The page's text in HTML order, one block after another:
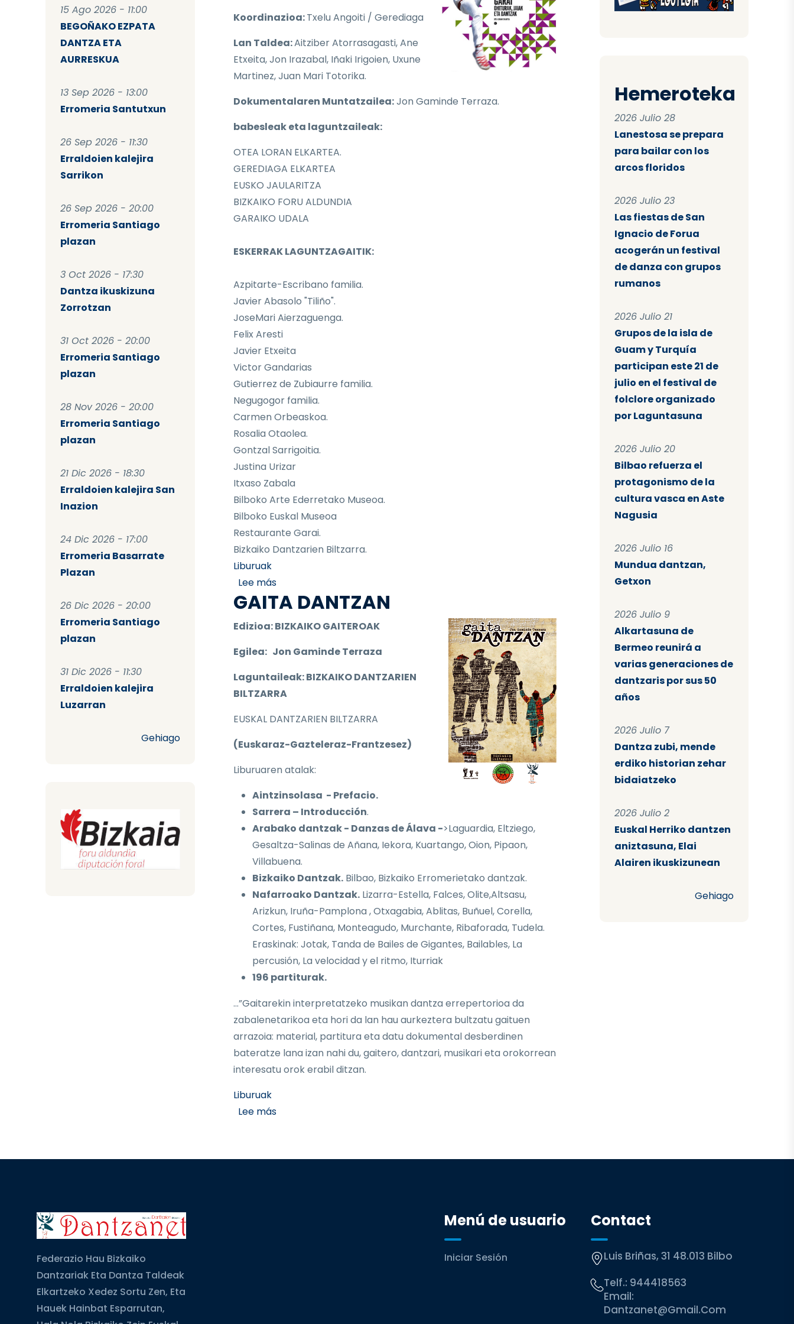
15 Ago 2026 - 11:00
BEGOÑAKO EZPATA
DANTZA ETA
AURRESKUA
13 Sep 2026 - 13:00
Erromeria Santutxun
26 Sep 2026 - 11:30
Erraldoien kalejira
Sarrikon
26 Sep 2026 - 20:00
Erromeria Santiago
plazan
3 Oct 2026 - 17:30
Dantza ikuskizuna
Zorrotzan
31 Oct 2026 - 20:00
Erromeria Santiago
plazan
28 Nov 2026 - 20:00
Erromeria Santiago
plazan
21 Dic 2026 - 18:30
Erraldoien kalejira San
Inazion
24 Dic 2026 - 17:00
Erromeria Basarrate
Plazan
26 Dic 2026 - 20:00
Erromeria Santiago
plazan
31 Dic 2026 - 11:30
Erraldoien kalejira
Luzarran
Gehiago
Koordinazioa:Txelu Angoiti / Gerediaga
Lan Taldea:Aitziber Atorrasagasti, Ane
Etxeita, Jon Irazabal, Iñaki Irigoien, Uxune
Martinez, Juan Mari Totorika.
Dokumentalaren Muntatzailea:Jon Gaminde Terraza.
babesleak eta laguntzaileak:
OTEA LORAN ELKARTEA.
GEREDIAGA ELKARTEA
EUSKO JAULARITZA
BIZKAIKO FORU ALDUNDIA
GARAIKO UDALA
ESKERRAK LAGUNTZAGAITIK:
Azpitarte-Escribano familia.
Javier Abasolo "Tiliño".
JoseMari Aierzaguenga.
Felix Aresti
Javier Etxeita
Victor Gandarias
Gutierrez de Zubiaurre familia.
Negugogor familia.
Carmen Orbeaskoa.
Rosalia Otaolea.
Gontzal Sarrigoitia.
Justina Urizar
Itxaso Zabala
Bilboko Arte Ederretako Museoa.
Bilboko Euskal Museoa
Restaurante Garai.
Bizkaiko Dantzarien Biltzarra.
Liburuak
Lee mássobre "GARAI OHITURAK, JAIAK ETA DANTZAK" liburua
GAITA DANTZAN
Edizioa:BIZKAIKO GAITEROAK
Egilea: Jon Gaminde Terraza
Laguntaileak: BIZKAIKO DANTZARIEN
BILTZARRA
EUSKAL DANTZARIEN BILTZARRA
(Euskaraz-Gazteleraz-Frantzesez)
Liburuaren atalak:
Aintzinsolasa - Prefacio.
Sarrera – Introducción.
Arabako dantzak - Danzas de Álava ->Laguardia, Eltziego,
Gesaltza-Salinas de Añana, Iekora, Kuartango, Oion, Pipaon,
Villabuena.
Bizkaiko Dantzak.Bilbao, Bizkaiko Erromerietako dantzak.
Nafarroako Dantzak.Lizarra-Estella, Falces, Olite,Altsasu,
Arizkun, Iruña-Pamplona , Otxagabia, Ablitas, Buñuel, Corella,
Cortes, Fustiñana, Monteagudo, Murchante, Ribaforada, Tudela.
Eraskinak: Jotak, Tanda de Bailes de Gigantes, Bailables, La
percusión, La velocidad y el ritmo, Iturriak
196 partiturak.
…”Gaitarekin interpretatzeko musikan dantza errepertorioa da
zabalenetarikoa eta hori da lan hau aurkeztera bultzatu gaituen
arrazoia: material, partitura eta datu dokumental desberdinen
bateratze lana izan nahi du, gaitero, dantzari, musikari eta orokorrean
interesatu orok erabil ditzan.
Liburuak
Lee mássobre GAITA DANTZAN
Hemeroteka
2026 Julio 28
Lanestosa se prepara
para bailar con los
arcos floridos
2026 Julio 23
Las fiestas de San
Ignacio de Forua
acogerán un festival
de danza con grupos
rumanos
2026 Julio 21
Grupos de la isla de
Guam y Turquía
participan este 21 de
julio en el festival de
folclore organizado
por Laguntasuna
2026 Julio 20
Bilbao refuerza el
protagonismo de la
cultura vasca en Aste
Nagusia
2026 Julio 16
Mundua dantzan,
Getxon
2026 Julio 9
Alkartasuna de
Bermeo reunirá a
varias generaciones de
dantzaris por sus 50
años
2026 Julio 7
Dantza zubi, mende
erdiko historian zehar
bidaiatzeko
2026 Julio 2
Euskal Herriko dantzen
aniztasuna, Elai
Alairen ikuskizunean
Gehiago
Federazio Hau Bizkaiko
Dantzariak Eta Dantza Taldeak
Elkartzeko Xedez Sortu Zen, Eta
Hauek Hainbat Esparrutan,
Menú de usuario
Iniciar Sesión
Contact
Luis Briñas, 31 48.013 Bilbo
Telf.: 944418563
Email:
Dantzanet@gmail.com